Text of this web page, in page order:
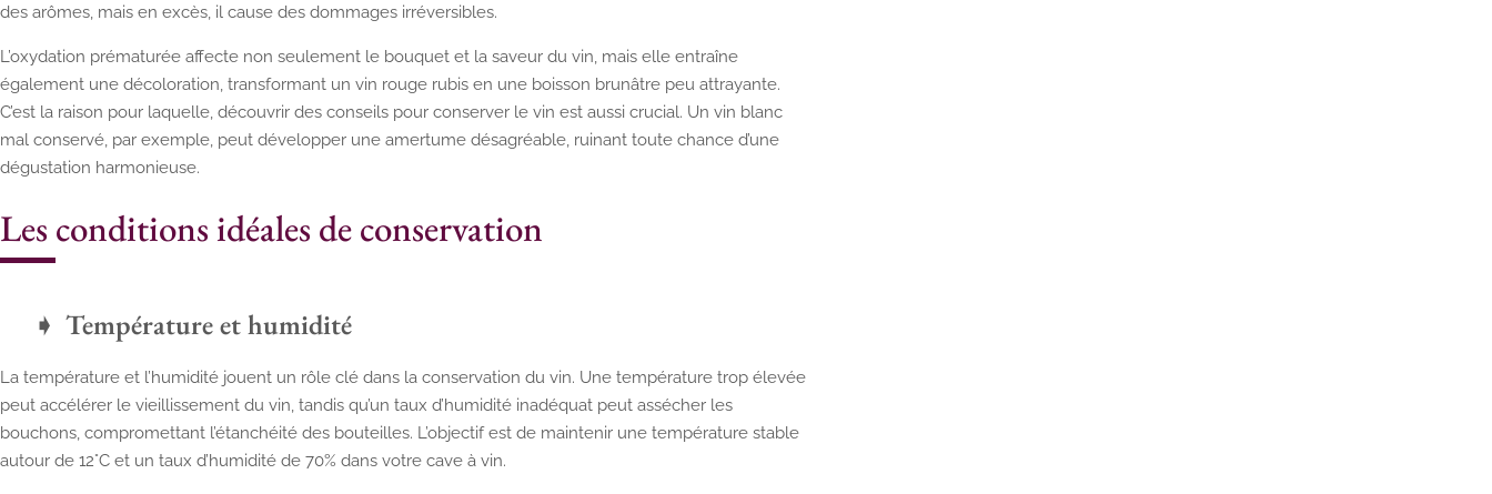
des arômes, mais en excès, il cause des dommages irréversibles.
L’oxydation prématurée affecte non seulement le bouquet et la saveur du vin, mais elle entraîne
également une décoloration, transformant un vin rouge rubis en une boisson brunâtre peu attrayante.
C’est la raison pour laquelle, découvrir des conseils pour conserver le vin est aussi crucial. Un vin blanc
mal conservé, par exemple, peut développer une amertume désagréable, ruinant toute chance d’une
dégustation harmonieuse.
Les conditions idéales de conservation
Température et humidité
La température et l’humidité jouent un rôle clé dans la conservation du vin. Une température trop élevée
peut accélérer le vieillissement du vin, tandis qu’un taux d’humidité inadéquat peut assécher les
bouchons, compromettant l’étanchéité des bouteilles. L’objectif est de maintenir une température stable
autour de 12°C et un taux d’humidité de 70% dans votre cave à vin.